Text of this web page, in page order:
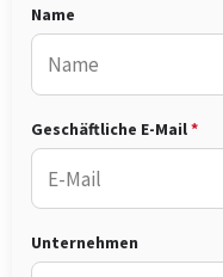
Name
Geschäftliche E-Mail
Unternehmen